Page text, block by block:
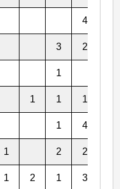
4
3 2
1
1 1 1
1 4
1 2 2
1 2 1 3